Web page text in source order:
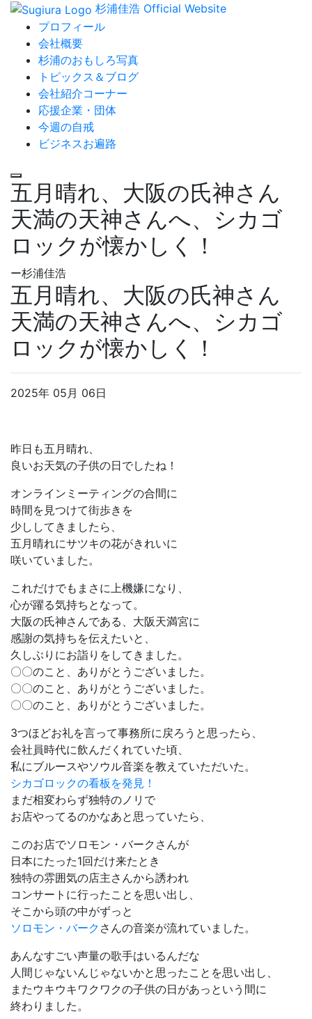
杉浦佳浩 Official Website
プロフィール
会社概要
杉浦のおもしろ写真
トピックス＆ブログ
会社紹介コーナー
応援企業・団体
今週の自戒
ビジネスお遍路
五月晴れ、大阪の氏神さん
天満の天神さんへ、シカゴ
ロックが懐かしく！
ー杉浦佳浩
五月晴れ、大阪の氏神さん
天満の天神さんへ、シカゴ
ロックが懐かしく！
2025年 05月 06日
昨日も五月晴れ、
良いお天気の子供の日でしたね！
オンラインミーティングの合間に
時間を見つけて街歩きを
少ししてきましたら、
五月晴れにサツキの花がきれいに
咲いていました。
これだけでもまさに上機嫌になり、
心が躍る気持ちとなって。
大阪の氏神さんである、大阪天満宮に
感謝の気持ちを伝えたいと、
久しぶりにお詣りをしてきました。
〇〇のこと、ありがとうございました。
〇〇のこと、ありがとうございました。
〇〇のこと、ありがとうございました。
3つほどお礼を言って事務所に戻ろうと思ったら、
会社員時代に飲んだくれていた頃、
私にブルースやソウル音楽を教えていただいた。
シカゴロックの看板を発見！
まだ相変わらず独特のノリで
お店やってるのかなあと思っていたら、
このお店でソロモン・バークさんが
日本にたった1回だけ来たとき
独特の雰囲気の店主さんから誘われ
コンサートに行ったことを思い出し、
そこから頭の中がずっと
ソロモン・バーク さんの音楽が流れていました。
あんなすごい声量の歌手はいるんだな
人間じゃないんじゃないかと思ったことを思い出し、
またウキウキワクワクの子供の日があっという間に
終わりました。